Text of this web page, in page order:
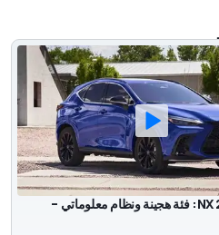
ليكزس NX 2022: فئة هجينة ونظام معلوماتي –